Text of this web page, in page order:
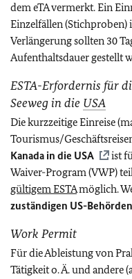
dem eTA vermerkt. Ein
Einzelfällen (Stichproben)
Verlängerung sollten 30
Aufenthaltsdauer gestellt
ESTA-Erfordernis für
Seeweg in die USA
Die kurzzeitige Einreise
Tourismus/
Kanada in die USA
ist
Waiver-Program (VWP)
gültigem ESTAmöglich.
zuständigen US-
Work Permit
Für die Ableistung von
Tätigkeit o. Ä. und andere